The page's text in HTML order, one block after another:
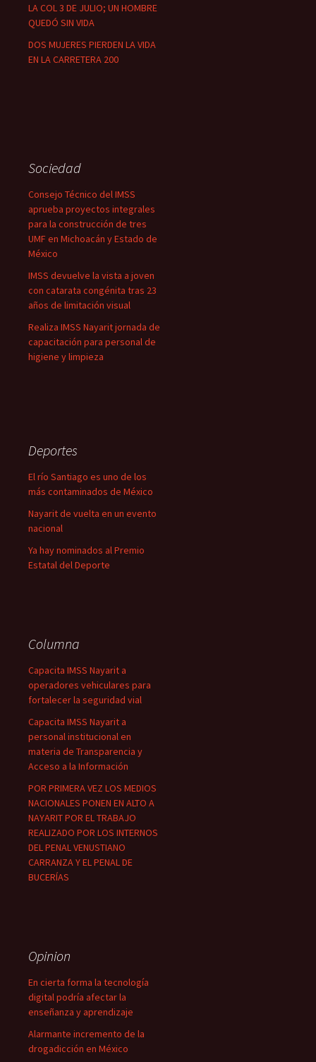
LA COL 3 DE JULIO; UN HOMBRE
QUEDÓ SIN VIDA
DOS MUJERES PIERDEN LA VIDA
EN LA CARRETERA 200
Sociedad
Consejo Técnico del IMSS
aprueba proyectos integrales
para la construcción de tres
UMF en Michoacán y Estado de
México
IMSS devuelve la vista a joven
con catarata congénita tras 23
años de limitación visual
Realiza IMSS Nayarit jornada de
capacitación para personal de
higiene y limpieza
Deportes
El río Santiago es uno de los
más contaminados de México
Nayarit de vuelta en un evento
nacional
Ya hay nominados al Premio
Estatal del Deporte
Columna
Capacita IMSS Nayarit a
operadores vehiculares para
fortalecer la seguridad vial
Capacita IMSS Nayarit a
personal institucional en
materia de Transparencia y
Acceso a la Información
POR PRIMERA VEZ LOS MEDIOS
NACIONALES PONEN EN ALTO A
NAYARIT POR EL TRABAJO
REALIZADO POR LOS INTERNOS
DEL PENAL VENUSTIANO
CARRANZA Y EL PENAL DE
BUCERÍAS
Opinion
En cierta forma la tecnología
digital podría afectar la
enseñanza y aprendizaje
Alarmante incremento de la
drogadicción en México